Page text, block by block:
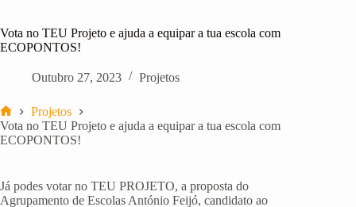
Vota no TEU Projeto e ajuda a equipar a tua escola com
ECOPONTOS!
Outubro 27, 2023 Projetos
Início
Projetos
Vota no TEU Projeto e ajuda a equipar a tua escola com
ECOPONTOS!
Já podes votar no TEU PROJETO, a proposta do
Agrupamento de Escolas António Feijó, candidato ao